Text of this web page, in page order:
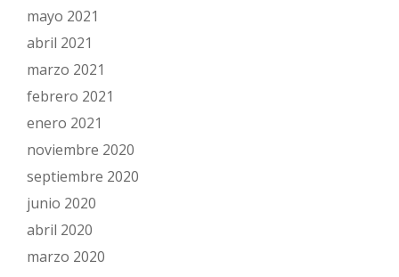
mayo 2021
abril 2021
marzo 2021
febrero 2021
enero 2021
noviembre 2020
septiembre 2020
junio 2020
abril 2020
marzo 2020